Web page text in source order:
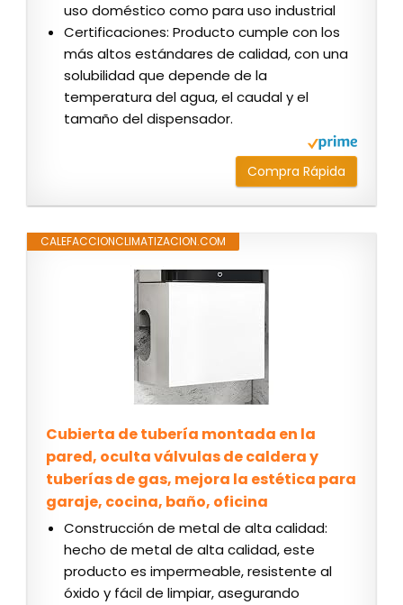
uso doméstico como para uso industrial
Certificaciones: Producto cumple con los
más altos estándares de calidad, con una
solubilidad que depende de la
temperatura del agua, el caudal y el
tamaño del dispensador.
Compra Rápida
CALEFACCIONCLIMATIZACION.COM
Cubierta de tubería montada en la
pared, oculta válvulas de caldera y
tuberías de gas, mejora la estética para
garaje, cocina, baño, oficina
Construcción de metal de alta calidad:
hecho de metal de alta calidad, este
producto es impermeable, resistente al
óxido y fácil de limpiar, asegurando